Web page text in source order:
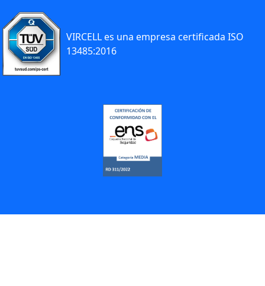
VIRCELL es una empresa certificada ISO
13485:2016